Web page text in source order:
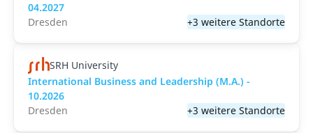
04.2027
Dresden
+3 weitere Standorte
SRH University
International Business and Leadership (M.A.) -
10.2026
Dresden
+3 weitere Standorte